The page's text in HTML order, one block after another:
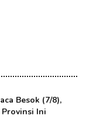
Besok (7/8),
Ini